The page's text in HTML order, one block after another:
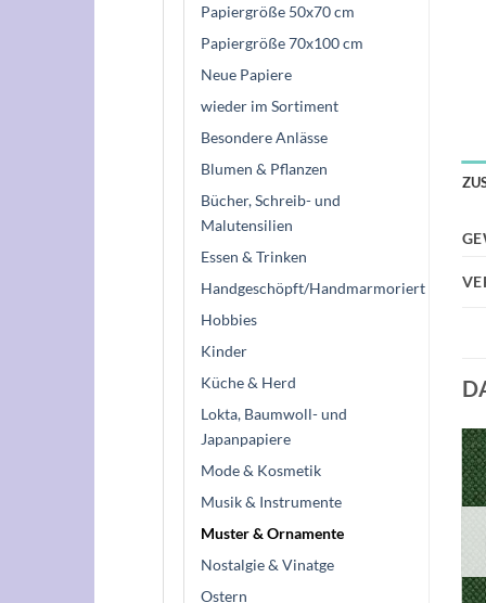
Papiergröße 50x70 cm
Papiergröße 70x100 cm
Neue Papiere
wieder im Sortiment
Besondere Anlässe
Blumen & Pflanzen
Bücher, Schreib- und
Malutensilien
Essen & Trinken
Handgeschöpft/Handmarmoriert
Hobbies
Kinder
Küche & Herd
Lokta, Baumwoll- und
Japanpapiere
Mode & Kosmetik
Musik & Instrumente
Muster & Ornamente
Nostalgie & Vinatge
Ostern